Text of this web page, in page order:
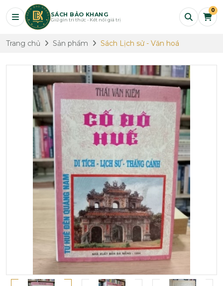
SÁCH BẢO KHANG
Giữ gìn tri thức - Kết nối giá trị
0
Trang chủ Sản phẩm Sách Lịch sử - Văn hoá